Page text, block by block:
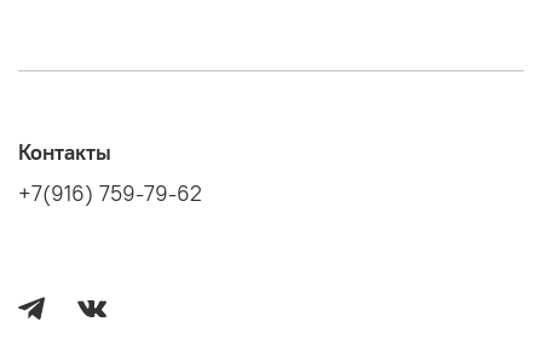
Контакты
+7(916) 759-79-62